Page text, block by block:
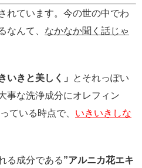
れています。今の世の中でわ
なんて、 なかなか聞く話じゃ
いきと美しく」
とそれっぽい
事な洗浄成分にオレフィン
ている時点で、 いきいきしな
る成分である”アルニカ花エキ